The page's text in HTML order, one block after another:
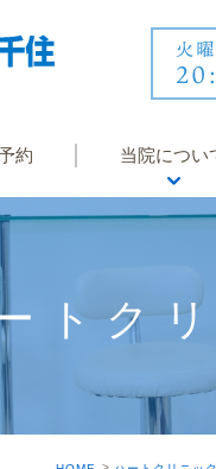
約 当院につい
医師紹介
診療時間・ア
地域医療連携
トク